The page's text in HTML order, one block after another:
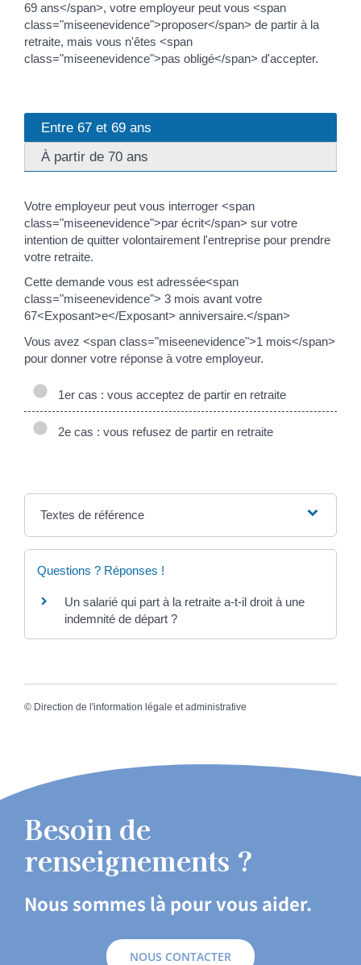
69 ans</span>, votre employeur peut vous <span
class="miseenevidence">proposer</span> de partir à la
retraite, mais vous n'êtes <span
class="miseenevidence">pas obligé</span> d'accepter.
Entre 67 et 69 ans
À partir de 70 ans
Votre employeur peut vous interroger <span
class="miseenevidence">par écrit</span> sur votre
intention de quitter volontairement l'entreprise pour prendre
votre retraite.
Cette demande vous est adressée<span
class="miseenevidence"> 3 mois avant votre
67<Exposant>e</Exposant> anniversaire.</span>
Vous avez <span class="miseenevidence">1 mois</span>
pour donner votre réponse à votre employeur.
1er cas : vous acceptez de partir en retraite
2e cas : vous refusez de partir en retraite
Textes de référence
Questions ? Réponses !
Un salarié qui part à la retraite a-t-il droit à une
indemnité de départ ?
© Direction de l'information légale et administrative
Besoin de
renseignements ?
Nous sommes là pour vous aider.
NOUS CONTACTER